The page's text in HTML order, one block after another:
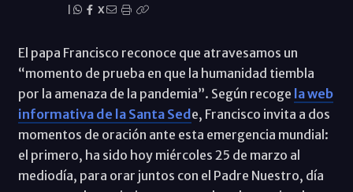
X
El papa Francisco reconoce que atravesamos un
“momento de prueba en que la humanidad tiembla
por la amenaza de la pandemia”. Según recoge la web
informativa de la Santa Sede, Francisco invita a dos
momentos de oración ante esta emergencia mundial:
el primero, ha sido hoy miércoles 25 de marzo al
mediodía, para orar juntos con el Padre Nuestro, día